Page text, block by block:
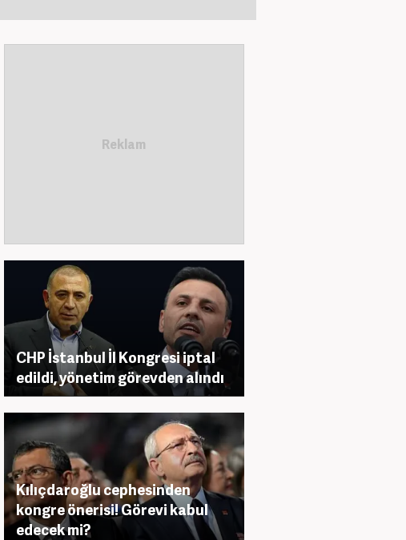
CHP İstanbul İl Kongresi iptal
edildi, yönetim görevden alındı
Kılıçdaroğlu cephesinden
kongre önerisi! Görevi kabul
edecek mi?